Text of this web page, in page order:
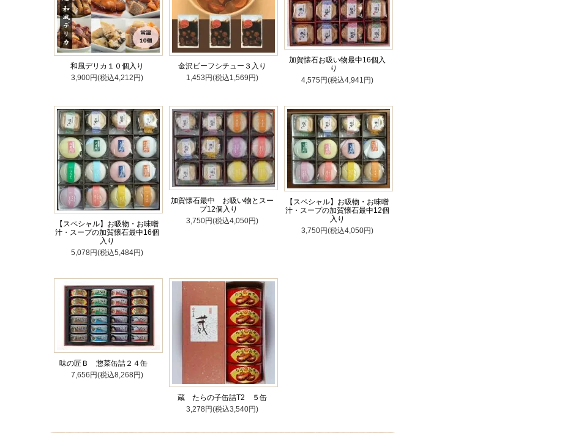
和風デリカ１０個入り
3,900円(税込4,212円)
金沢ビーフシチュー３入り
1,453円(税込1,569円)
加賀懐石お吸い物最中16個入
り
4,575円(税込4,941円)
【スペシャル】お吸物・お味噌
汁・スープの加賀懐石最中16個
入り
5,078円(税込5,484円)
加賀懐石最中 お吸い物とスー
プ12個入り
3,750円(税込4,050円)
【スペシャル】お吸物・お味噌
汁・スープの加賀懐石最中12個
入り
3,750円(税込4,050円)
味の匠Ｂ 惣菜缶詰２４缶
7,656円(税込8,268円)
蔵 たらの子缶詰T2 ５缶
3,278円(税込3,540円)